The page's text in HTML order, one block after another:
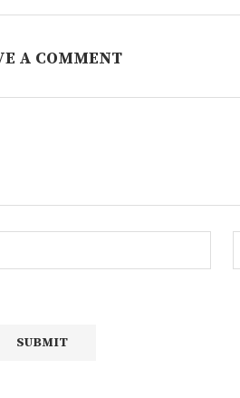
A COMMENT